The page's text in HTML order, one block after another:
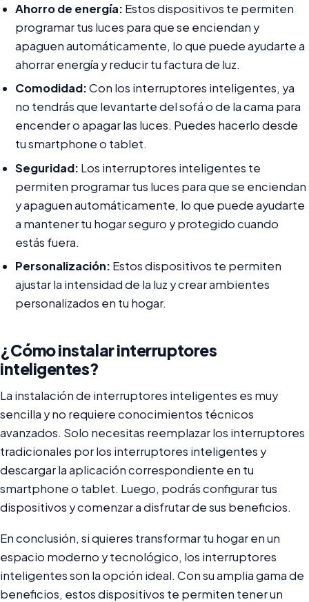
Ahorro de energía: Estos dispositivos te permiten
programar tus luces para que se enciendan y
apaguen automáticamente, lo que puede ayudarte a
ahorrar energía y reducir tu factura de luz.
Comodidad:Con los interruptores inteligentes, ya
no tendrás que levantarte del sofá o de la cama para
encender o apagar las luces. Puedes hacerlo desde
tu smartphone o tablet.
Seguridad: Los interruptores inteligentes te
permiten programar tus luces para que se enciendan
y apaguen automáticamente, lo que puede ayudarte
a mantener tu hogar seguro y protegido cuando
estás fuera.
Personalización: Estos dispositivos te permiten
ajustar la intensidad de la luz y crear ambientes
personalizados en tu hogar.
¿Cómo instalar interruptores
inteligentes?
La instalación de interruptores inteligentes es muy
sencilla y no requiere conocimientos técnicos
avanzados. Solo necesitas reemplazar los interruptores
tradicionales por los interruptores inteligentes y
descargar la aplicación correspondiente en tu
smartphone o tablet. Luego, podrás configurar tus
dispositivos y comenzar a disfrutar de sus beneficios.
En conclusión, si quieres transformar tu hogar en un
espacio moderno y tecnológico, los interruptores
inteligentes son la opción ideal. Con su amplia gama de
beneficios, estos dispositivos te permiten tener un